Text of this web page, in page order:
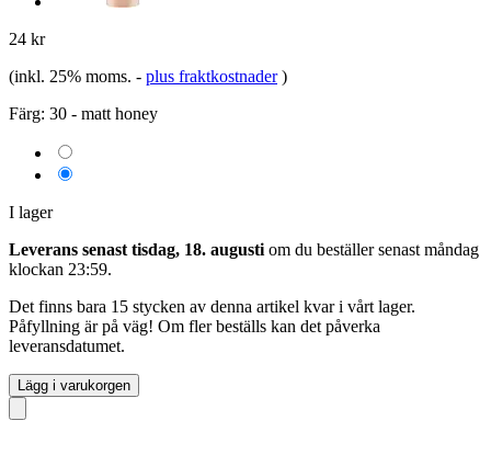
24 kr
(inkl. 25% moms. - plus fraktkostnader )
Färg: 30 - matt honey
I lager
Leverans senast tisdag, 18. augusti om du beställer senast måndag
klockan 23:59.
Det finns bara 15 stycken av denna artikel kvar i vårt lager.
Påfyllning är på väg! Om fler beställs kan det påverka
leveransdatumet.
Lägg i varukorgen